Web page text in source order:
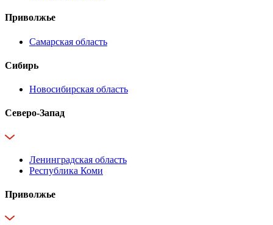
Приволжье
Самарская область
Сибирь
Новосибирская область
Северо-Запад
Ленинградская область
Республика Коми
Приволжье